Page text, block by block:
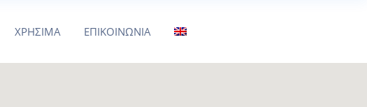
ΧΡΗΣΙΜΑ ΕΠΙΚΟΙΝΩΝΙΑ